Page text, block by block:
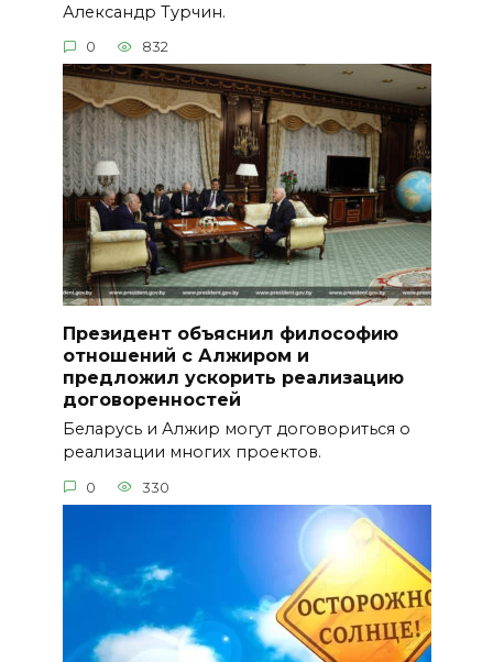
Александр Турчин.
0 832
Президент объяснил философию
отношений с Алжиром и
предложил ускорить реализацию
договоренностей
Беларусь и Алжир могут договориться о
реализации многих проектов.
0 330